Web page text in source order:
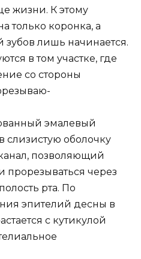
жизни. К этому
только коронка, а
лишь начинается.
в том участке, где
со стороны
эмалевый
слизистую оболочку
позволяющий
прорезываться через
рта. По
эпителий десны в
с кутикулой